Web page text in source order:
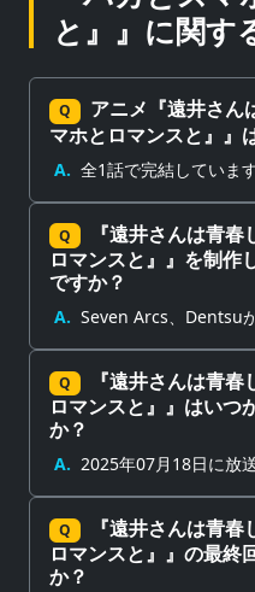
と』』に関す
Q
アニメ『遠井さん
マホとロマンスと』』
A. 全1話で完結しています
Q
『遠井さんは青
ロマンスと』』を制作
ですか？
A. Seven Arcs、Dentsu
Q
『遠井さんは青
ロマンスと』』はいつ
か？
A. 2025年07月18日に放
Q
『遠井さんは青
ロマンスと』』の最終
か？